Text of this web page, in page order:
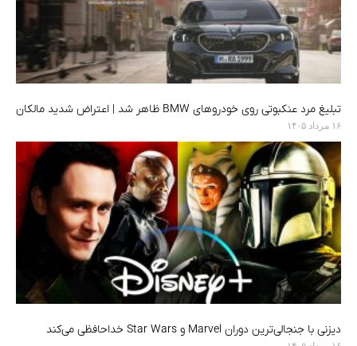
تبلیغ مرد عنکبوتی روی خودروهای BMW ظاهر شد | اعتراض شدید مالکان
۱۶ مرداد ۱۴۰۵
دیزنی با جنجالی‌ترین دوران Marvel و Star Wars خداحافظی می‌کند